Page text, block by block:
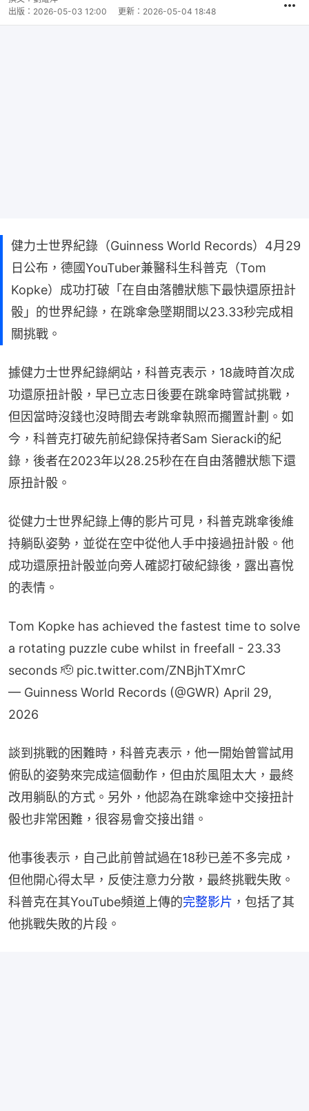
出版： 2026-05-03 12:00 更新： 2026-05-04 18:48
健力士世界紀錄（Guinness World Records）4月29
日公布，德國YouTuber兼醫科生科普克（Tom
Kopke）成功打破「在自由落體狀態下最快還原扭計
骰」的世界紀錄，在跳傘急墜期間以23.33秒完成相
關挑戰。
據健力士世界紀錄網站，科普克表示，18歲時首次成
功還原扭計骰，早已立志日後要在跳傘時嘗試挑戰，
但因當時沒錢也沒時間去考跳傘執照而擱置計劃。如
今，科普克打破先前紀錄保持者Sam Sieracki的紀
錄，後者在2023年以28.25秒在在自由落體狀態下還
原扭計骰。
從健力士世界紀錄上傳的影片可見，科普克跳傘後維
持躺臥姿勢，並從在空中從他人手中接過扭計骰。他
成功還原扭計骰並向旁人確認打破紀錄後，露出喜悅
的表情。
Tom Kopke has achieved the fastest time to solve
a rotating puzzle cube whilst in freefall - 23.33
seconds 🫡 pic.twitter.com/ZNBjhTXmrC
— Guinness World Records (@GWR) April 29,
2026
談到挑戰的困難時，科普克表示，他一開始曾嘗試用
俯臥的姿勢來完成這個動作，但由於風阻太大，最終
改用躺臥的方式。另外，他認為在跳傘途中交接扭計
骰也非常困難，很容易會交接出錯。
他事後表示，自己此前曾試過在18秒已差不多完成，
但他開心得太早，反使注意力分散，最終挑戰失敗。
科普克在其YouTube頻道上傳的完整影片 ，包括了其
他挑戰失敗的片段。